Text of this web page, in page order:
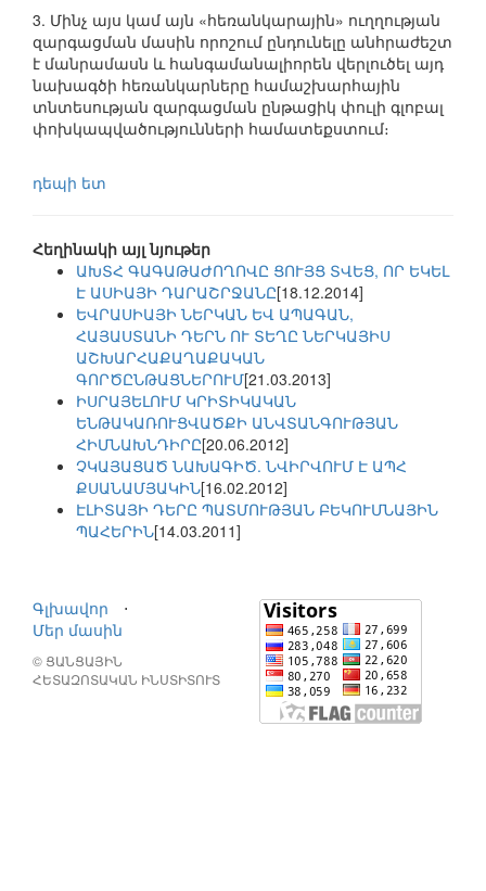
3. Մինչ այս կամ այն «հեռանկարային» ուղղության
զարգացման մասին որոշում ընդունելը անհրաժեշտ
է մանրամասն և հանգամանալիորեն վերլուծել այդ
նախագծի հեռանկարները համաշխարհային
տնտեսության զարգացման ընթացիկ փուլի գլոբալ
փոխկապվածությունների համատեքստում։
դեպի ետ
Հեղինակի այլ նյութեր
ԱԽՏՀ ԳԱԳԱԹԱԺՈՂՈՎԸ ՑՈՒՅՑ ՏՎԵՑ, ՈՐ ԵԿԵԼ
Է ԱՍԻԱՅԻ ԴԱՐԱՇՐՋԱՆԸ[18.12.2014]
ԵՎՐԱՍԻԱՅԻ ՆԵՐԿԱՆ ԵՎ ԱՊԱԳԱՆ,
ՀԱՅԱՍՏԱՆԻ ԴԵՐՆ ՈՒ ՏԵՂԸ ՆԵՐԿԱՅԻՍ
ԱՇԽԱՐՀԱՔԱՂԱՔԱԿԱՆ
ԳՈՐԾԸՆԹԱՑՆԵՐՈՒՄ[21.03.2013]
ԻՍՐԱՅԵԼՈՒՄ ԿՐԻՏԻԿԱԿԱՆ
ԵՆԹԱԿԱՌՈՒՑՎԱԾՔԻ ԱՆՎՏԱՆԳՈՒԹՅԱՆ
ՀԻՄՆԱԽՆԴԻՐԸ[20.06.2012]
ՉԿԱՅԱՑԱԾ ՆԱԽԱԳԻԾ. ՆՎԻՐՎՈՒՄ Է ԱՊՀ
ՔՍԱՆԱՄՅԱԿԻՆ[16.02.2012]
ԷԼԻՏԱՅԻ ԴԵՐԸ ՊԱՏՄՈՒԹՅԱՆ ԲԵԿՈՒՄՆԱՅԻՆ
ՊԱՀԵՐԻՆ[14.03.2011]
Գլխավոր
⋅
Մեր մասին
© ՑԱՆՑԱՅԻՆ
ՀԵՏԱԶՈՏԱԿԱՆ ԻՆՍՏԻՏՈՒՏ